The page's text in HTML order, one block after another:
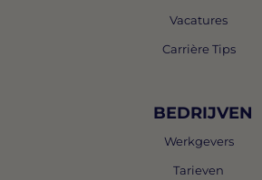
Vacatures
Carrière Tips
BEDRIJVEN
Werkgevers
Tarieven